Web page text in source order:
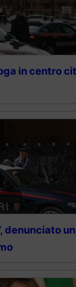
in centro
denunciato un